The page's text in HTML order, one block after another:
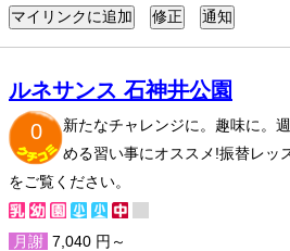
ルネサンス 石神井公園
0
新たなチャレンジに。趣味に。
める習い事にオススメ!振替レッ
をご覧ください。
月謝 7,040 円～